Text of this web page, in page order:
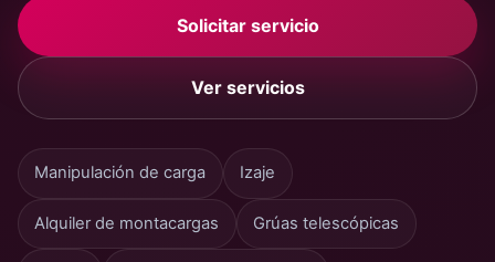
Solicitar servicio
Ver servicios
Manipulación de carga Izaje
Alquiler de montacargas Grúas telescópicas